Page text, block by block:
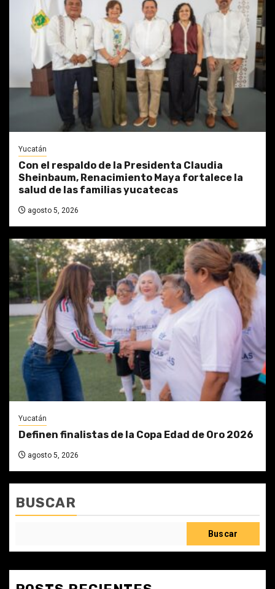
Yucatán
Con el respaldo de la Presidenta Claudia
Sheinbaum, Renacimiento Maya fortalece la
salud de las familias yucatecas
agosto 5, 2026
Yucatán
Definen finalistas de la Copa Edad de Oro 2026
agosto 5, 2026
BUSCAR
Buscar